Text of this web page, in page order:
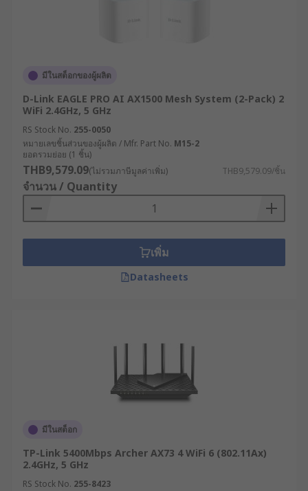
เราเตอร์ไร้สายสำหรับอุตสาหกรรมมีหลากหลาย
ประเภทที่ออกแบบมาเพื่อตอบสนองความต้องการ
เฉพาะทางที่แตกต่างกัน
เราเตอร์เซลลูลาร์ (Cellular Router) : เราเตอร์
ประเภทนี้ใช้เครือข่าย 4G/5G ในการเชื่อมต่อ
อินเทอร์เน็ต เหมาะสำหรับพื้นที่ห่างไกลหรือที่
ไม่มีโครงสร้างพื้นฐานด้านการสื่อสารแบบใช้
สาย หรือต้องการความยืดหยุ่นในการติดตั้ง
เราเตอร์แบบ Dual SIM : เราเตอร์ WiFi แบบที่มา
พร้อมช่องใส่ซิมการ์ด 2 ช่อง สามารถสลับการ
เชื่อมต่อระหว่างผู้ให้บริการได้โดยอัตโนมัติเมื่อ
เครือข่ายหลักมีปัญหา เพิ่มความเสถียรในการ
OpenVPN, PPTP ช่วยสร้างการเชื่อมต่อที่
เราเตอร์ SD-WAN : ใช้เทคโนโลยี Software-
Defined WAN ในการบริหารจัดการแบนด์วิดท์
ลักษณะของแอปพลิเคชันและสภาพเครือข่ายใน
เราเตอร์ Edge Computing : นอกจากทำหน้าที่
เป็นเราเตอร์ WiFi แล้ว ยังมีความสามารถในการ
มีในสต็อกของผู้ผลิต
D-Link EAGLE PRO AI AX1500 Mesh System (2-Pack) 2
WiFi 2.4GHz, 5 GHz
RS Stock No. 255-0050
หมายเลขชิ้นส่วนของผู้ผลิต / Mfr. Part No. M15-2
ยอดรวมย่อย (1 ชิ้น)
THB9,579.09(ไม่รวมภาษีมูลค่าเพิ่ม) THB9,579.09/ชิ้น
จำนวน / Quantity
เพิ่ม
Datasheets
มีในสต็อก
TP-Link 5400Mbps Archer AX73 4 WiFi 6 (802.11Ax)
2.4GHz, 5 GHz
RS Stock No. 255-8423